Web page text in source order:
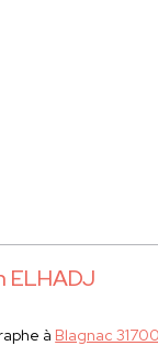
ELHADJ
à Blagnac 31700